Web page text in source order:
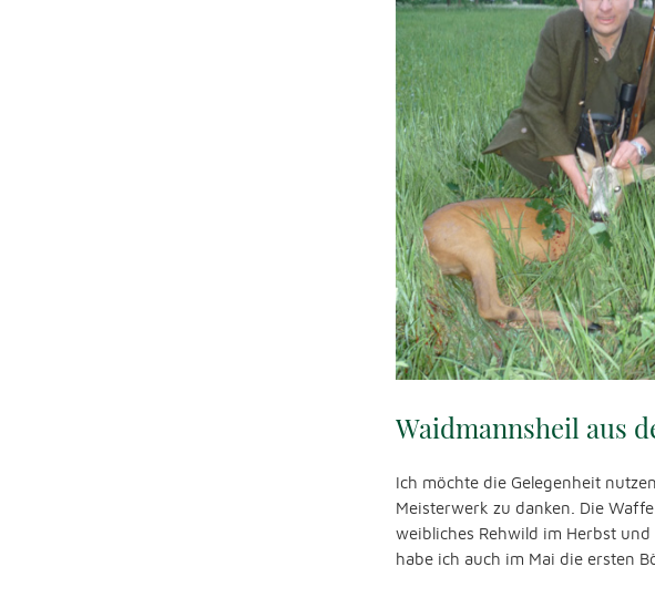
Waidmannsheil aus
Ich möchte die Gelegenheit
Meisterwerk zu danken. Die
weibliches Rehwild im Herbst
habe ich auch im Mai die ersten